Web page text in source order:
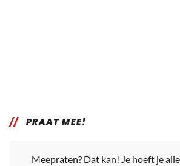
PRAAT MEE!
Meepraten? Dat kan! Je hoeft je